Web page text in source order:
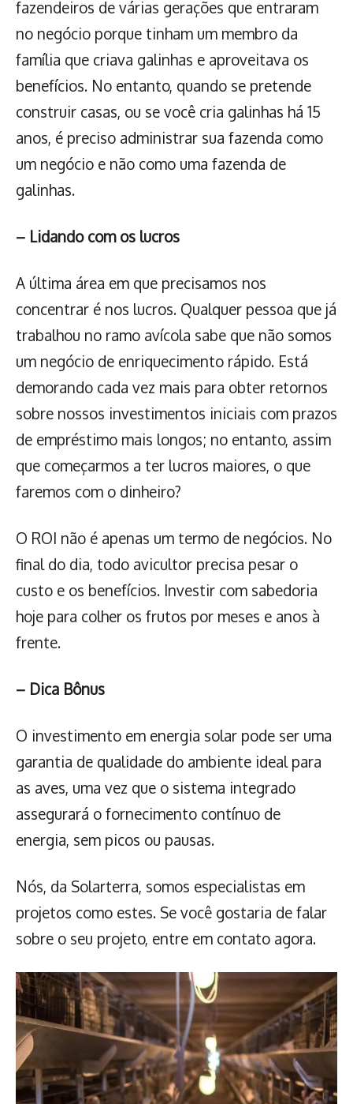
fazendeiros de várias gerações que entraram
no negócio porque tinham um membro da
família que criava galinhas e aproveitava os
benefícios. No entanto, quando se pretende
construir casas, ou se você cria galinhas há 15
anos, é preciso administrar sua fazenda como
um negócio e não como uma fazenda de
galinhas.
– Lidando com os lucros
A última área em que precisamos nos
concentrar é nos lucros. Qualquer pessoa que já
trabalhou no ramo avícola sabe que não somos
um negócio de enriquecimento rápido. Está
demorando cada vez mais para obter retornos
sobre nossos investimentos iniciais com prazos
de empréstimo mais longos; no entanto, assim
que começarmos a ter lucros maiores, o que
faremos com o dinheiro?
O ROI não é apenas um termo de negócios. No
final do dia, todo avicultor precisa pesar o
custo e os benefícios. Investir com sabedoria
hoje para colher os frutos por meses e anos à
frente.
– Dica Bônus
O investimento em energia solar pode ser uma
garantia de qualidade do ambiente ideal para
as aves, uma vez que o sistema integrado
assegurará o fornecimento contínuo de
energia, sem picos ou pausas.
Nós, da Solarterra, somos especialistas em
projetos como estes. Se você gostaria de falar
sobre o seu projeto, entre em contato agora.